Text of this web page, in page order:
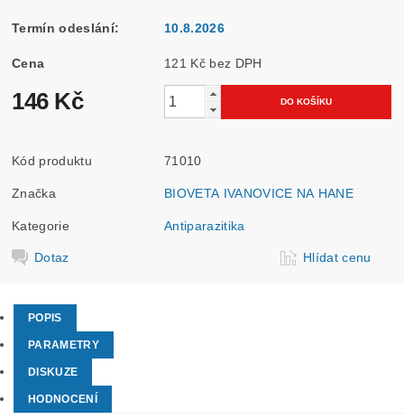
Termín odeslání: 10.8.2026
Cena 121 Kč bez DPH
146 Kč
Kód produktu 71010
Značka BIOVETA IVANOVICE NA HANE
Kategorie Antiparazitika
Dotaz Hlídat cenu
POPIS
PARAMETRY
DISKUZE
HODNOCENÍ